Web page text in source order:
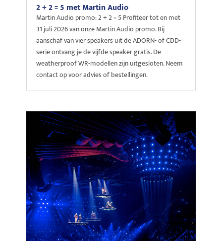
2 + 2 = 5 met Martin Audio
Martin Audio promo: 2 + 2 = 5 Profiteer tot en met
31 juli 2026 van onze Martin Audio promo. Bij
aanschaf van vier speakers uit de ADORN- of CDD-
serie ontvang je de vijfde speaker gratis. De
weatherproof WR-modellen zijn uitgesloten. Neem
contact op voor advies of bestellingen.